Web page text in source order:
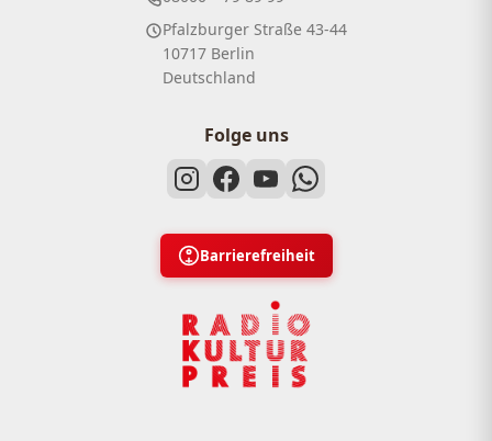
Pfalzburger Straße 43-44
10717 Berlin
Deutschland
Folge uns
Barrierefreiheit